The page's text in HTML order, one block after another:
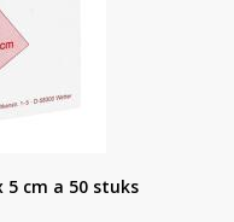
cm a 50 stuks